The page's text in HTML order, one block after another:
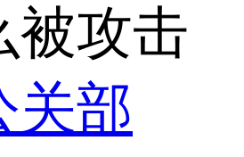
被攻击
关部